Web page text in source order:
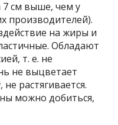
7 см выше, чем у
производителей).
на жиры и
Обладают
т. е. не
не выцветает
растягивается.
можно добиться,